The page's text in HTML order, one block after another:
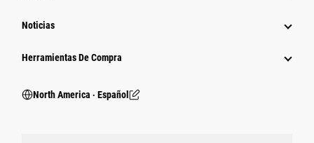
Noticias
Herramientas De Compra
North America ‧ Español